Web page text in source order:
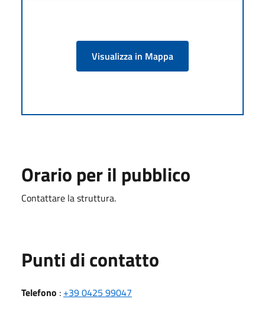
Visualizza in Mappa
Orario per il pubblico
Contattare la struttura.
Punti di contatto
Telefono : +39 0425 99047